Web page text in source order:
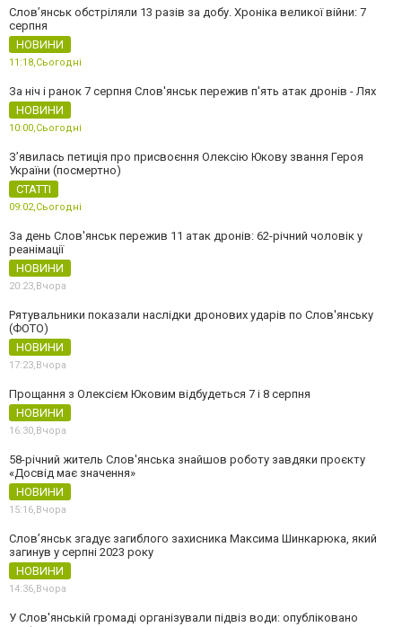
Слов’янськ обстріляли 13 разів за добу. Хроніка великої війни: 7
серпня
НОВИНИ
11:18,Сьогодні
За ніч і ранок 7 серпня Слов'янськ пережив п'ять атак дронів - Лях
НОВИНИ
10:00,Сьогодні
З’явилась петиція про присвоєння Олексію Юкову звання Героя
України (посмертно)
СТАТТІ
09:02,Сьогодні
За день Слов'янськ пережив 11 атак дронів: 62-річний чоловік у
реанімації
НОВИНИ
20:23,Вчора
Рятувальники показали наслідки дронових ударів по Слов'янську
(ФОТО)
НОВИНИ
17:23,Вчора
Прощання з Олексієм Юковим відбудеться 7 і 8 серпня
НОВИНИ
16:30,Вчора
58-річний житель Слов'янська знайшов роботу завдяки проєкту
«Досвід має значення»
НОВИНИ
15:16,Вчора
Слов’янськ згадує загиблого захисника Максима Шинкарюка, який
загинув у серпні 2023 року
НОВИНИ
14:36,Вчора
У Слов'янській громаді організували підвіз води: опубліковано